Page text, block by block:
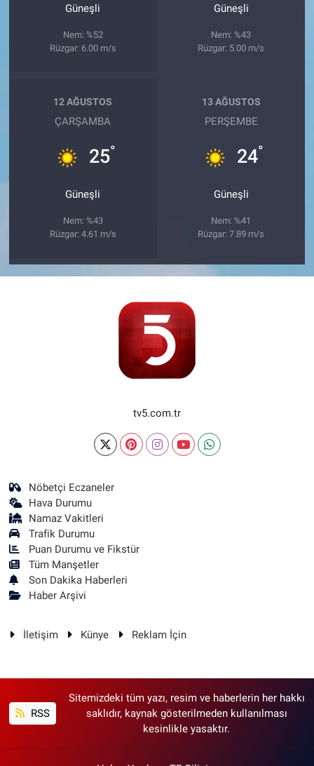
Güneşli
Nem: %52
Rüzgar: 6.00 m/s
Güneşli
Nem: %43
Rüzgar: 5.00 m/s
12 AĞUSTOS
ÇARŞAMBA
25°
Güneşli
Nem: %43
Rüzgar: 4.61 m/s
13 AĞUSTOS
PERŞEMBE
24°
Güneşli
Nem: %41
Rüzgar: 7.89 m/s
tv5.com.tr
Nöbetçi Eczaneler
Hava Durumu
Namaz Vakitleri
Trafik Durumu
Puan Durumu ve Fikstür
Tüm Manşetler
Son Dakika Haberleri
Haber Arşivi
İletişim Künye Reklam İçin
RSS
Sitemizdeki tüm yazı, resim ve haberlerin her hakkı
saklıdır, kaynak gösterilmeden kullanılması
kesinlikle yasaktır.